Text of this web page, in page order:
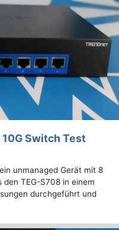
10G Switch Test
unmanaged Gerät mit 8
TEG-S708 in einem
durchgeführt und